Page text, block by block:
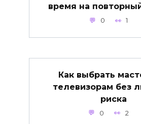
время на
0 1
Как выбрать
телевизорам без
риска
0 2